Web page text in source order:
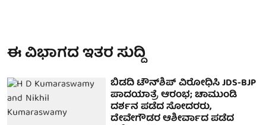
ಈ ವಿಭಾಗದ ಇತರ ಸುದ್ದಿ
ಬಿಡದಿ ಟೌನ್‌ಶಿಪ್​ ವಿರೋಧಿಸಿ JDS-BJP
ಪಾದಯಾತ್ರೆ ಆರಂಭ; ಚಾಮುಂಡಿ
ದರ್ಶನ ಪಡೆದ ಸೋದರರು,
ದೇವೇಗೌಡರ ಆಶೀರ್ವಾದ ಪಡೆದ